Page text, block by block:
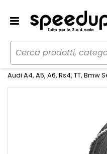
Home Auto Inverno
Catene da neve 7mm -
Audi A4, A5, A6, Rs4, TT, Bmw